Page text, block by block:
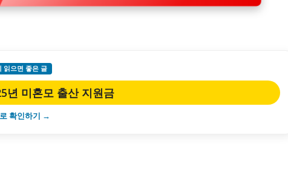
읽으면 좋은 글
년 미혼모 출산 지원금
확인하기 →